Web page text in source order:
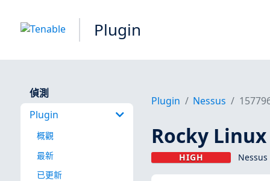
Plugin
偵測
Plugin
概觀
最新
已更新
Plugin Nessus
Rocky
HIGH